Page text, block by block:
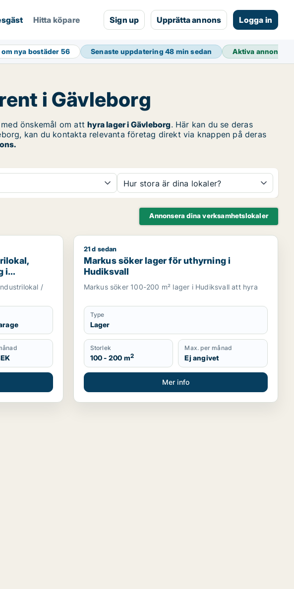
Hitta köpare Sign up Upprätta annons Logga in
nya bostäder 56 Senaste uppdatering48 min sedan Aktiva annonser
i Gävleborg
med önskemål om atthyra lager i Gävleborg. Här kan du se deras
kan du kontakta relevanta företag direkt via knappen på deras
Hur stora är dina lokaler?
Annonsera dina verksamhetslokaler
butik eller garage för uthyrning i Hudiksvall
i
/
Markus söker lager för uthyrning i Hudiksvall
21 d sedan
Markus söker lager för uthyrning i
Hudiksvall
Markus söker 100-200 m² lager i Hudiksvall att hyra
Type
Lager
Storlek
100 - 200 m2
Max. per månad
Ej angivet
Mer info